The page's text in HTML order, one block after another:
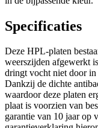
Specificaties
Deze HPL-platen
weerszijden afgewerkt
dringt vocht niet door
Dankzij de dichte
waardoor deze platen
plaat is voorzien van
garantie van 10 jaar op